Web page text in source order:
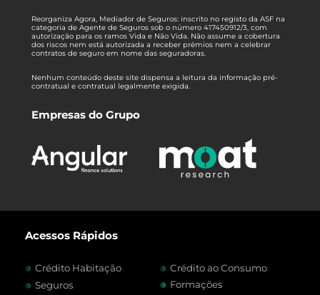
Reorganiza Agora, Mediador de Seguros: inscrito no registo da ASF na
categoria de Agente de Seguros sob o número 417450912/3, com
autorização para os ramos Vida e Não Vida. Não assume a cobertura
dos riscos nem está autorizada a receber prémios nem a celebrar
contratos de seguro em nome das seguradoras.
Nenhum conteúdo deste site dispensa a leitura da informação pré-
contratual e contratual legalmente exigida.
Empresas do Grupo
Acessos Rápidos
Crédito Habitação
Crédito ao Consumo
Seguros
Formações